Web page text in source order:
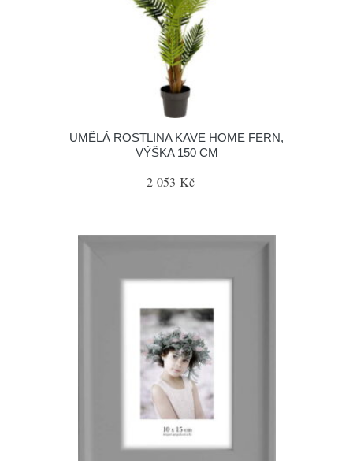
UMĚLÁ ROSTLINA KAVE HOME FERN,
VÝŠKA 150 CM
2 053 Kč